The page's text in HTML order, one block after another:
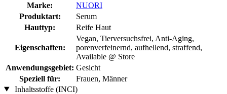
Marke:
NUORI
Produktart:
Serum
Hauttyp:
Reife Haut
Eigenschaften:
Vegan, Tierversuchsfrei, Anti-Aging,
porenverfeinernd, aufhellend, straffend,
Available @ Store
Anwendungsgebiet: Gesicht
Speziell für:
Frauen, Männer
Inhaltsstoffe (INCI)